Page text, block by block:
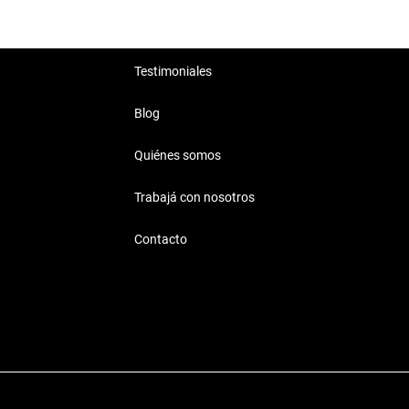
con rendimiento confiable.
Testimoniales
Blog
Quiénes somos
Trabajá con nosotros
Contacto